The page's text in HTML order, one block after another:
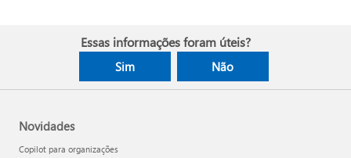
Essas informações foram úteis?
Sim Não
Novidades
Copilot para organizações